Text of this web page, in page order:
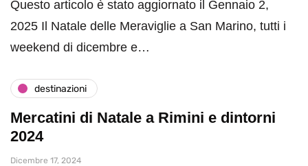
Questo articolo è stato aggiornato il Gennaio 2,
2025 Il Natale delle Meraviglie a San Marino, tutti i
weekend di dicembre e…
destinazioni
Mercatini di Natale a Rimini e dintorni
2024
Dicembre 17, 2024